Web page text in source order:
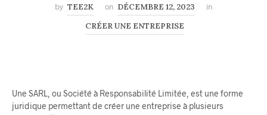
by TEE2K on DÉCEMBRE 12, 2023 in
CRÉER UNE ENTREPRISE
Une SARL, ou Société à Responsabilité Limitée, est une forme
juridique permettant de créer une entreprise à plusieurs